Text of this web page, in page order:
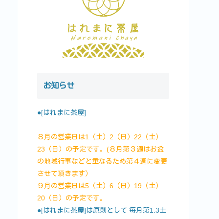
お知らせ
●[はれまに茶屋]
８月の営業日は1（土）2（日）22（土）
23（日）の予定です。(８月第３週はお盆
の地域行事などと重なるため第４週に変更
させて頂きます）
９月の営業日は5（土）6（日）19（土）
20（日）の予定です。
●[はれまに茶屋]は原則として 毎月第1.3土